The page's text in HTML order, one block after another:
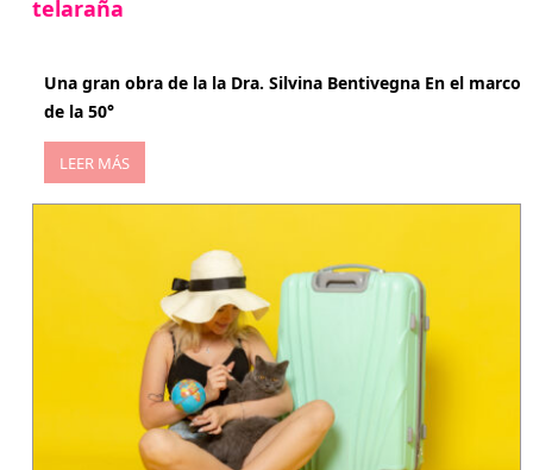
telaraña
Una gran obra de la la Dra. Silvina Bentivegna En el marco
de la 50°
LEER MÁS